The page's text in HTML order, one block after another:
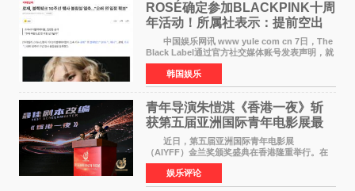
ROSÉ确定参加BLACKPINK十周
年活动！所属社表示：提前空出
了时间
中国娱乐网讯 www yule com cn 7日，The
Black Label通过官方社交媒体账号发表声明，就
近期网络上关于ROS&Eacute;个人行程及是否参
加BLACKPINK出道纪念活动的种种猜测作出正
式回应。 Th
韩国娱乐
青年导演朱愷淇《香港一夜》斩
获第五届亚洲国际青年电影展最
佳剧本改编奖
近日，第五届亚洲国际青年电影展
（AIYFF）金兰奖颁奖盛典在香港隆重举行。在
这场汇聚数百位海内外电影人、文化界人士及媒
体代表的亚洲青年影视盛会上，香港本土电影
《香港一夜》（Dawn in Ho
娱乐评论